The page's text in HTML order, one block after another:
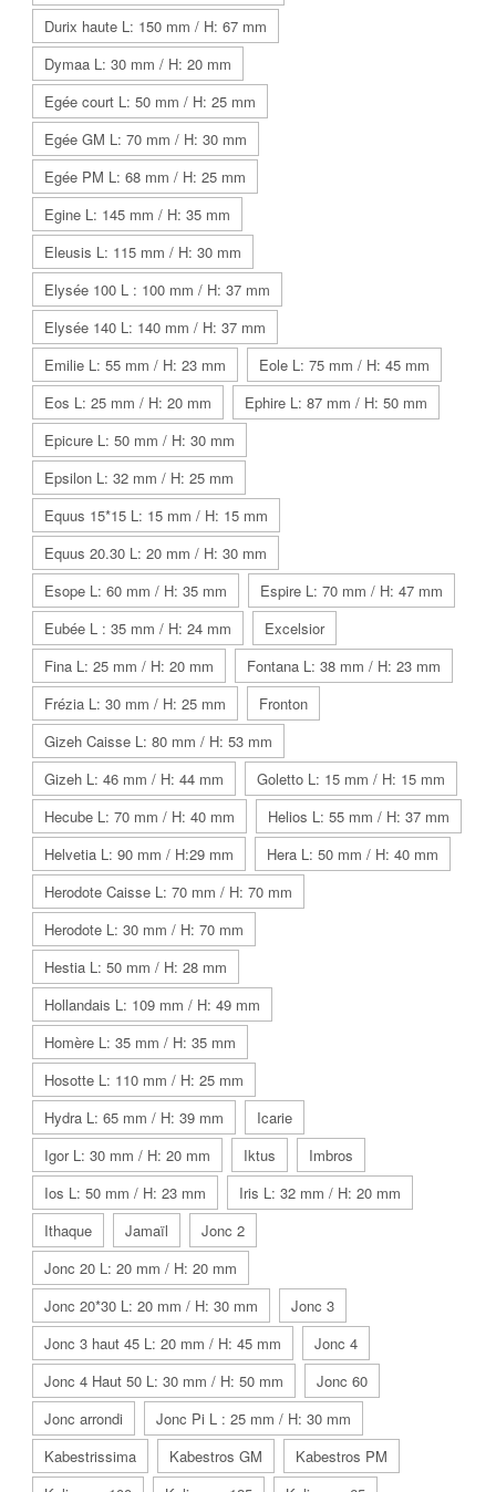
Durix haute L: 150 mm / H: 67 mm
Dymaa L: 30 mm / H: 20 mm
Egée court L: 50 mm / H: 25 mm
Egée GM L: 70 mm / H: 30 mm
Egée PM L: 68 mm / H: 25 mm
Egine L: 145 mm / H: 35 mm
Eleusis L: 115 mm / H: 30 mm
Elysée 100 L : 100 mm / H: 37 mm
Elysée 140 L: 140 mm / H: 37 mm
Emilie L: 55 mm / H: 23 mm
Eole L: 75 mm / H: 45 mm
Eos L: 25 mm / H: 20 mm
Ephire L: 87 mm / H: 50 mm
Epicure L: 50 mm / H: 30 mm
Epsilon L: 32 mm / H: 25 mm
Equus 15*15 L: 15 mm / H: 15 mm
Equus 20.30 L: 20 mm / H: 30 mm
Esope L: 60 mm / H: 35 mm
Espire L: 70 mm / H: 47 mm
Eubée L : 35 mm / H: 24 mm
Excelsior
Fina L: 25 mm / H: 20 mm
Fontana L: 38 mm / H: 23 mm
Frézia L: 30 mm / H: 25 mm
Fronton
Gizeh Caisse L: 80 mm / H: 53 mm
Gizeh L: 46 mm / H: 44 mm
Goletto L: 15 mm / H: 15 mm
Hecube L: 70 mm / H: 40 mm
Helios L: 55 mm / H: 37 mm
Helvetia L: 90 mm / H:29 mm
Hera L: 50 mm / H: 40 mm
Herodote Caisse L: 70 mm / H: 70 mm
Herodote L: 30 mm / H: 70 mm
Hestia L: 50 mm / H: 28 mm
Hollandais L: 109 mm / H: 49 mm
Homère L: 35 mm / H: 35 mm
Hosotte L: 110 mm / H: 25 mm
Hydra L: 65 mm / H: 39 mm
Icarie
Igor L: 30 mm / H: 20 mm
Iktus
Imbros
Ios L: 50 mm / H: 23 mm
Iris L: 32 mm / H: 20 mm
Ithaque
Jamaïl
Jonc 2
Jonc 20 L: 20 mm / H: 20 mm
Jonc 20*30 L: 20 mm / H: 30 mm
Jonc 3
Jonc 3 haut 45 L: 20 mm / H: 45 mm
Jonc 4
Jonc 4 Haut 50 L: 30 mm / H: 50 mm
Jonc 60
Jonc arrondi
Jonc Pi L : 25 mm / H: 30 mm
Kabestrissima
Kabestros GM
Kabestros PM